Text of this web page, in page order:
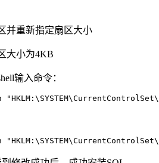
并重新指定扇区大小
大小为4KB
输入命令：